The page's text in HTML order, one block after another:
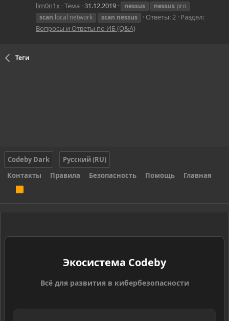
lim0n1x Тема 31.12.2019 nessus nessus pro
scan local network scan nessus Ответы: 2 Раздел:
Вопросы и Ответы по ИБ (Q&A)
Теги
Codeby Dark
Русский (RU)
Контакты
Правила Безопасность Помощь Главная
S
Экосистема Codeby
Всё для развития в кибербезопасности